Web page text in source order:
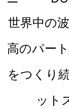
世界中の
高のパー
をつくり
ット